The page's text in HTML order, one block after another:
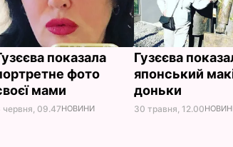
показала
фото
мами
червня, 09.47НОВИНИ
Гузєєва
японський
доньки
30 травня, 12.00